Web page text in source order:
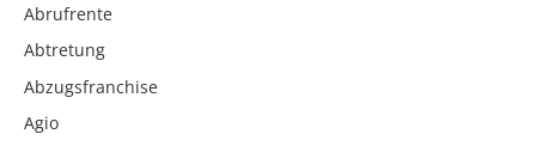
Abrufrente
Abtretung
Abzugsfranchise
Agio